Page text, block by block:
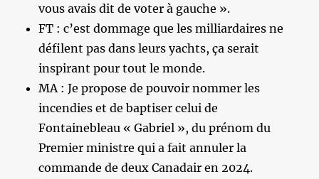
vous avais dit de voter à gauche ».
FT : c’est dommage que les milliardaires ne
défilent pas dans leurs yachts, ça serait
inspirant pour tout le monde.
MA : Je propose de pouvoir nommer les
incendies et de baptiser celui de
Fontainebleau « Gabriel », du prénom du
Premier ministre qui a fait annuler la
commande de deux Canadair en 2024.